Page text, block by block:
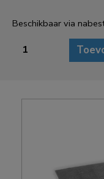
Beschikbaar via
aluminium